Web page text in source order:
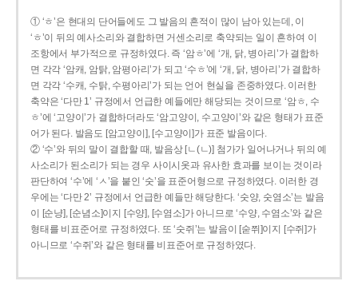
① ‘ㅎ’은 현대의 단어들에도 그 발음의 흔적이 많이 남아 있는데, 이
‘ㅎ’이 뒤의 예사소리와 결합하면 거센소리로 축약되는 일이 흔하여 이
조항에서 부가적으로 규정하였다. 즉 ‘암ㅎ’에 ‘개, 닭, 병아리’가 결합하
면 각각 ‘암캐, 암탉, 암평아리’가 되고 ‘수ㅎ’에 ‘개, 닭, 병아리’가 결합하
면 각각 ‘수캐, 수탉, 수평아리’가 되는 언어 현실을 존중하였다. 이러한
축약은 ‘다만 1’ 규정에서 언급한 예들에만 해당되는 것이므로 ‘암ㅎ, 수
ㅎ’에 ‘고양이’가 결합하더라도 ‘암고양이, 수고양이’와 같은 형태가 표준
어가 된다. 발음도 [암고양이], [수고양이]가 표준 발음이다.
② ‘수’와 뒤의 말이 결합할 때, 발음상 [ㄴ(ㄴ)] 첨가가 일어나거나 뒤의 예
사소리가 된소리가 되는 경우 사이시옷과 유사한 효과를 보이는 것이라
판단하여 ‘수’에 ‘ㅅ’을 붙인 ‘숫’을 표준어형으로 규정하였다. 이러한 경
우에는 ‘다만 2’ 규정에서 언급한 예들만 해당한다. ‘숫양, 숫염소’는 발음
이 [순냥], [순념소]이지 [수양], [수염소]가 아니므로 ‘수양, 수염소’와 같은
형태를 비표준어로 규정하였다. 또 ‘숫쥐’는 발음이 [숟쮜]이지 [수쥐]가
아니므로 ‘수쥐’와 같은 형태를 비표준어로 규정하였다.